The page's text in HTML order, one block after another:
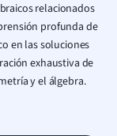
relacionados
profunda de
en las soluciones
exhaustiva de
y el álgebra.